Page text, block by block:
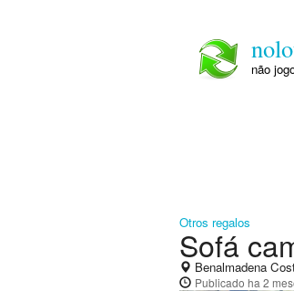
não
Otros regalos
Sofá
Benalmadena
Publicado ha 2